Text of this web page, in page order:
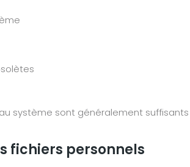
système sont généralement
fichiers personnels